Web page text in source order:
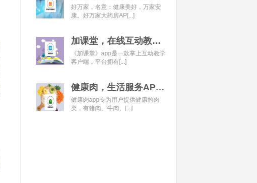
好万家，名意：健康美好，万家安
康。好万家大药房AP[...]
加课堂，在线互动教育APP经典案例
《加课堂》app是一款掌上互动教学
客户端，平台拥有[...]
健康肉，生活服务APP开发经典案例
健康肉app专为用户提供健康的肉
类，有猪肉、牛肉、[...]